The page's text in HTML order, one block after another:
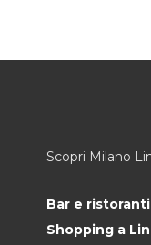
Scopri Milano
Bar e ristoranti
Shopping a